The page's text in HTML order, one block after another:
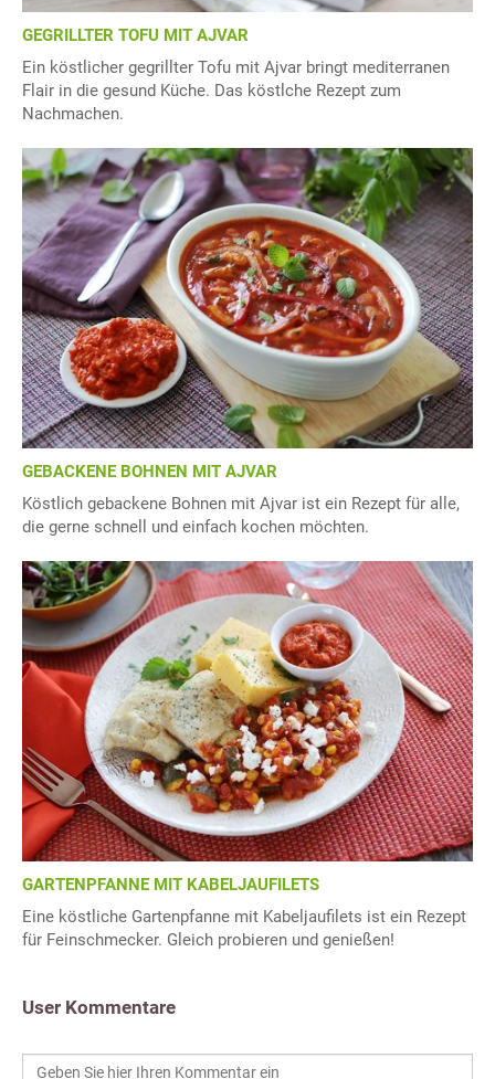
GEGRILLTER TOFU MIT AJVAR
Ein köstlicher gegrillter Tofu mit Ajvar bringt mediterranen
Flair in die gesund Küche. Das köstlche Rezept zum
Nachmachen.
GEBACKENE BOHNEN MIT AJVAR
Köstlich gebackene Bohnen mit Ajvar ist ein Rezept für alle,
die gerne schnell und einfach kochen möchten.
GARTENPFANNE MIT KABELJAUFILETS
Eine köstliche Gartenpfanne mit Kabeljaufilets ist ein Rezept
für Feinschmecker. Gleich probieren und genießen!
User Kommentare